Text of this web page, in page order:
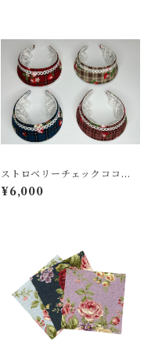
ストロベリーチェックココシ
ニクカチューシャ
¥6,000